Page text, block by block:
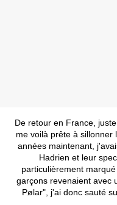
De retour en France,
me voilà prête à sillonner
années maintenant,
Hadrien et leur
particulièrement
garçons revenaient avec
Pølar", j'ai donc sauté